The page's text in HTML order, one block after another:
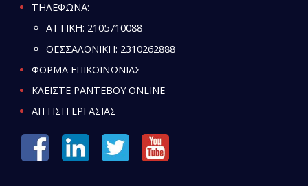
ΤΗΛΕΦΩΝΑ:
ATTIKH: 2105710088
ΘΕΣΣΑΛΟΝΙΚΗ: 2310262888
ΦΟΡΜΑ ΕΠΙΚΟΙΝΩΝΙΑΣ
ΚΛΕΙΣΤΕ ΡΑΝΤΕΒΟΥ ONLINE
ΑΙΤΗΣΗ ΕΡΓΑΣΙΑΣ